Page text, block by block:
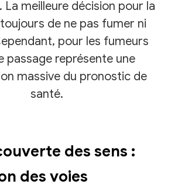
La meilleure décision pour la
de ne pas fumer ni
pour les fumeurs
passage représente une
massive du pronostic de
santé.
des sens :
des voies